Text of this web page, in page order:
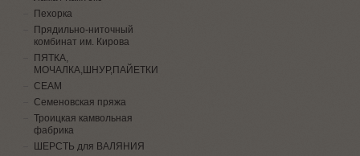
Пехорка
Прядильно-ниточный
комбинат им. Кирова
ПЯТКА,
МОЧАЛКА,ШНУР,ПАЙЕТКИ
СЕАМ
Семеновская пряжа
Троицкая камвольная
фабрика
ШЕРСТЬ для ВАЛЯНИЯ